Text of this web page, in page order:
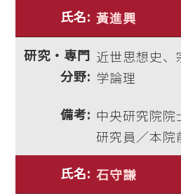
黃進興
近世思想史、
学論理
中央研究院
研究員／本院
石守謙